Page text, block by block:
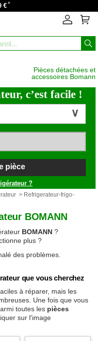
€*
Pièces détachées et
accessoires Bomann
c’est facile !
pièce
?
> Refrigerateur-frigo-
BOMANN
BOMANN ?
plus ?
des problèmes.
que vous cherchez
à réparer, mais les
Une fois que vous
toutes les pièces
sur l'image